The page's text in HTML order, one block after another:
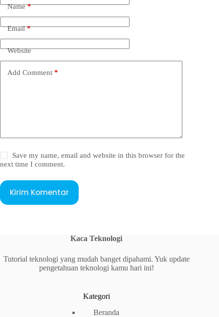
Name*
Email*
Website
Add Comment *
Save my name, email and website in this browser for the
next time I comment.
Kirim Komentar
Kaca Teknologi
Tutorial teknologi yang mudah banget dipahami. Yuk update
pengetahuan teknologi kamu hari ini!
Kategori
Beranda